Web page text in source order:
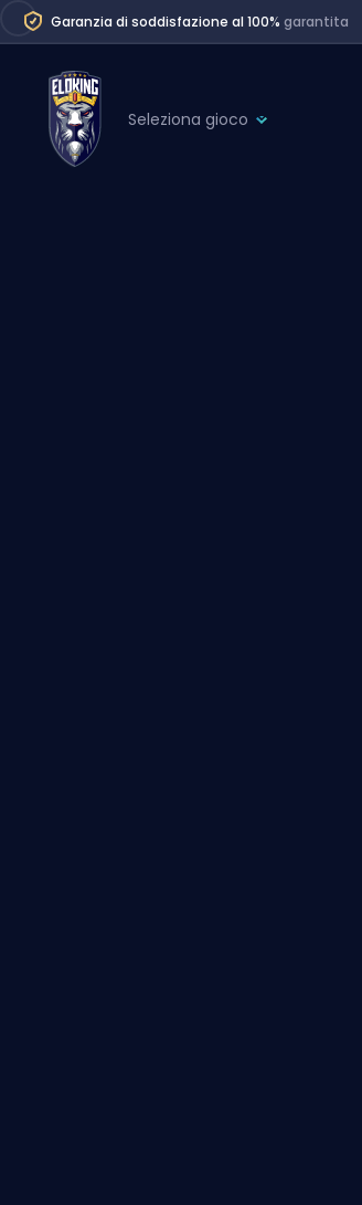
Garanzia di soddisfazione al 100%garantita
Seleziona gioco